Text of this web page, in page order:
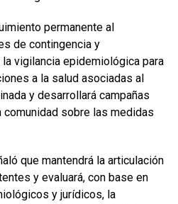
permanente al
de contingencia y
vigilancia epidemiológica para
a la salud asociadas al
y desarrollará campañas
sobre las medidas
que mantendrá la articulación
y evaluará, con base en
y jurídicos, la